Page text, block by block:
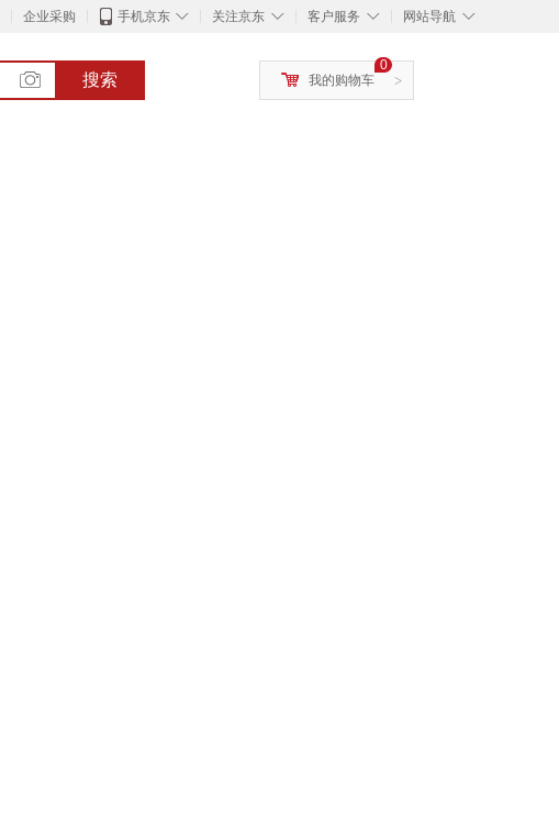
企业采购 ◇
手机京东 ◇
关注京东 ◇
客户服务 ◇
网站导航
搜索 >
0
我的购物车